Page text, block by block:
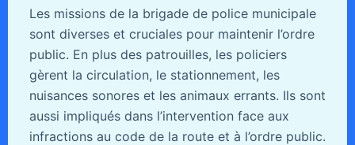
Les missions de la brigade de police municipale
sont diverses et cruciales pour maintenir l’ordre
public. En plus des patrouilles, les policiers
gèrent la circulation, le stationnement, les
nuisances sonores et les animaux errants. Ils sont
aussi impliqués dans l’intervention face aux
infractions au code de la route et à l’ordre public.